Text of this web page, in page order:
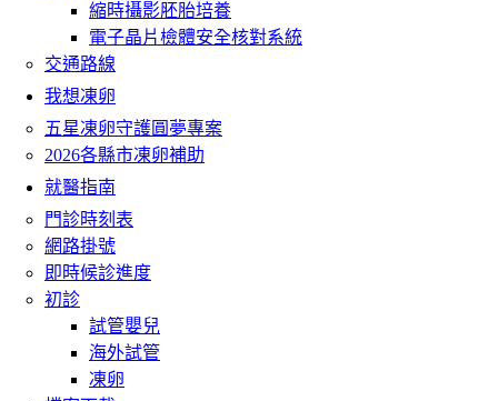
縮時攝影胚胎培養
電子晶片檢體安全核對系統
交通路線
我想凍卵
五星凍卵守護圓夢專案
2026各縣市凍卵補助
就醫指南
門診時刻表
網路掛號
即時候診進度
初診
試管嬰兒
海外試管
凍卵